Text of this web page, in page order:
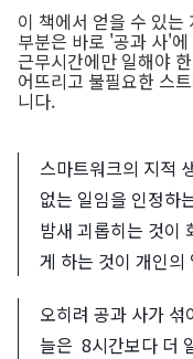
이 책에서 얻을 수 있는
부분은 바로 '공과 사'
근무시간에만 일해야
어뜨리고 불필요한 스
니다.
스마트워크의 지적
없는 일임을 인정하
밤새 괴롭히는 것이
게 하는 것이 개인의
오히려 공과 사가
늘은 8시간보다 더